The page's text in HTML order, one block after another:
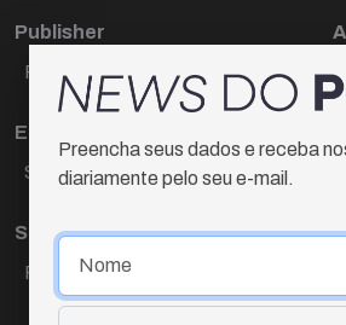
Publisher
Paulo Cesar de Oliveira
Editora Chefe
Sueli Cotta
Sub-editora
Raquel Ayres
Preencha seus dados e receba
diariamente pelo seu e-mail.